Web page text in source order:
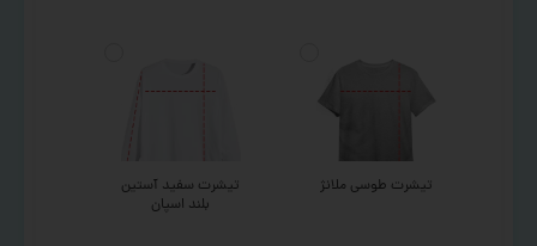
تیشرت طوسی ملانژ
تیشرت سفید آستین
بلند اسپان